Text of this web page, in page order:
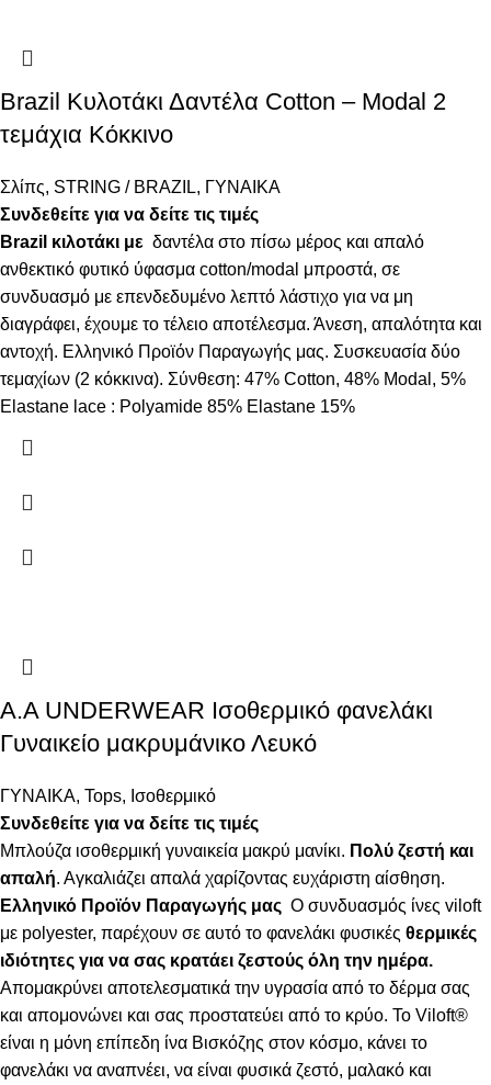
Brazil Κυλοτάκι Δαντέλα Cotton – Modal 2
τεμάχια Κόκκινο
Σλίπς, STRING / BRAZIL, ΓΥΝΑΙΚΑ
Συνδεθείτε για να δείτε τις τιμές
Brazil κιλοτάκι με δαντέλα στο πίσω μέρος και απαλό
ανθεκτικό φυτικό ύφασμα cotton/modal μπροστά, σε
συνδυασμό με επενδεδυμένο λεπτό λάστιχο για να μη
διαγράφει, έχουμε το τέλειο αποτέλεσμα. Άνεση, απαλότητα και
αντοχή. Ελληνικό Προϊόν Παραγωγής μας. Συσκευασία δύο
τεμαχίων (2 κόκκινα). Σύνθεση: 47% Cotton, 48% Modal, 5%
Elastane lace : Polyamide 85% Elastane 15%
Α.A UNDERWEAR Ισοθερμικό φανελάκι
Γυναικείο μακρυμάνικο Λευκό
ΓΥΝΑΙΚΑ, Tops, Ισοθερμικό
Συνδεθείτε για να δείτε τις τιμές
Μπλούζα ισοθερμική γυναικεία μακρύ μανίκι. Πολύ ζεστή και
απαλή. Αγκαλιάζει απαλά χαρίζοντας ευχάριστη αίσθηση.
Ελληνικό Προϊόν Παραγωγής μας Ο συνδυασμός ίνες viloft
με polyester, παρέχουν σε αυτό το φανελάκι φυσικές θερμικές
ιδιότητες για να σας κρατάει ζεστούς όλη την ημέρα.
Απομακρύνει αποτελεσματικά την υγρασία από το δέρμα σας
και απομονώνει και σας προστατεύει από το κρύο. Το Viloft®
είναι η μόνη επίπεδη ίνα Βισκόζης στον κόσμο, κάνει το
φανελάκι να αναπνέει, να είναι φυσικά ζεστό, μαλακό και